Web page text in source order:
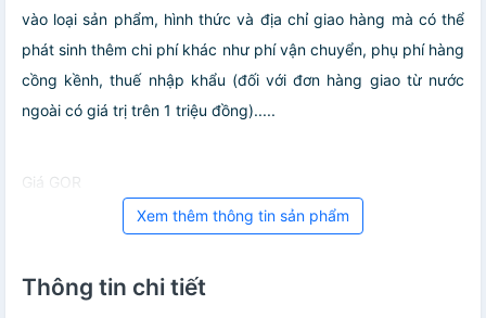
vào loại sản phẩm, hình thức và địa chỉ giao hàng mà có thể
phát sinh thêm chi phí khác như phí vận chuyển, phụ phí hàng
cồng kềnh, thuế nhập khẩu (đối với đơn hàng giao từ nước
ngoài có giá trị trên 1 triệu đồng).....
Giá GOR
Xem thêm thông tin sản phẩm
Thông tin chi tiết